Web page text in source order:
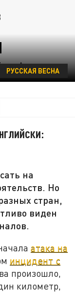
MIKHAILIUK/SHUTTERSTOCK.COM
РУССКАЯ ВЕСНА
на
Но
стран,
виден
атака на
инцидент с
произошло,
километр,